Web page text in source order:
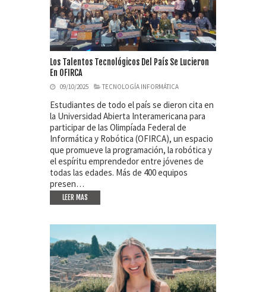
Los Talentos Tecnológicos Del País Se Lucieron
En OFIRCA
09/10/2025 TECNOLOGÍA INFORMÁTICA
Estudiantes de todo el país se dieron cita en
la Universidad Abierta Interamericana para
participar de las Olimpíada Federal de
Informática y Robótica (OFIRCA), un espacio
que promueve la programación, la robótica y
el espíritu emprendedor entre jóvenes de
todas las edades. Más de 400 equipos
presen…
LEER MAS